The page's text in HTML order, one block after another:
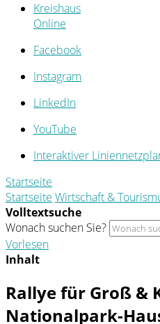
Kreishaus
Online
Facebook
Instagram
LinkedIn
YouTube
Interaktiver
Startseite
Startseite Wirtschaft &
Volltextsuche
Wonach suchen Sie?
Vorlesen
Inhalt
Rallye für Groß &
Nationalpark-